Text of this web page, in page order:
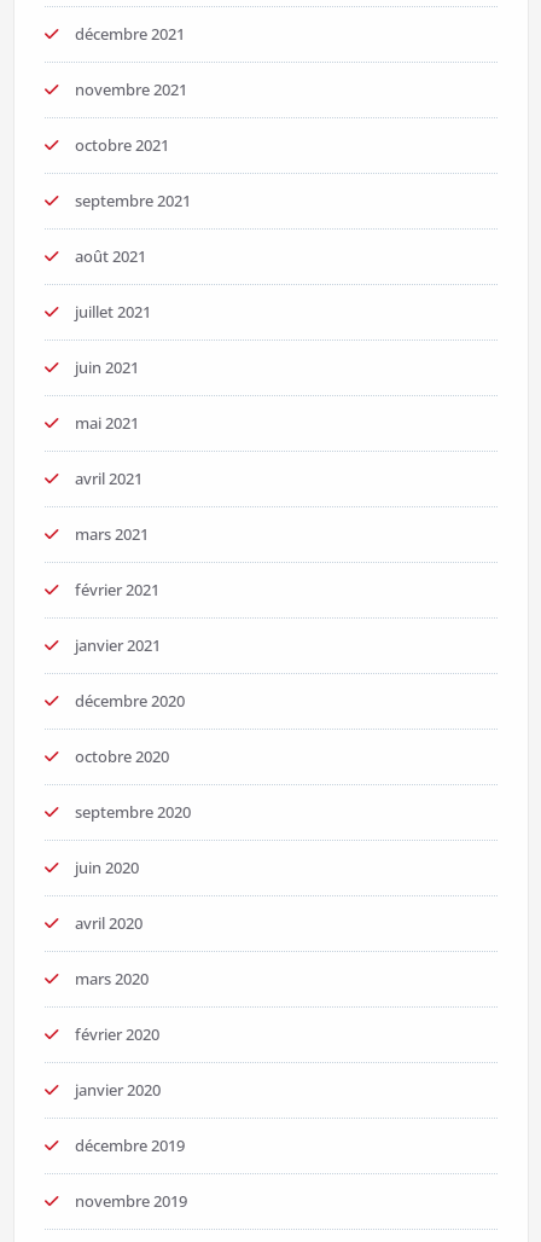
décembre 2021
novembre 2021
octobre 2021
septembre 2021
août 2021
juillet 2021
juin 2021
mai 2021
avril 2021
mars 2021
février 2021
janvier 2021
décembre 2020
octobre 2020
septembre 2020
juin 2020
avril 2020
mars 2020
février 2020
janvier 2020
décembre 2019
novembre 2019